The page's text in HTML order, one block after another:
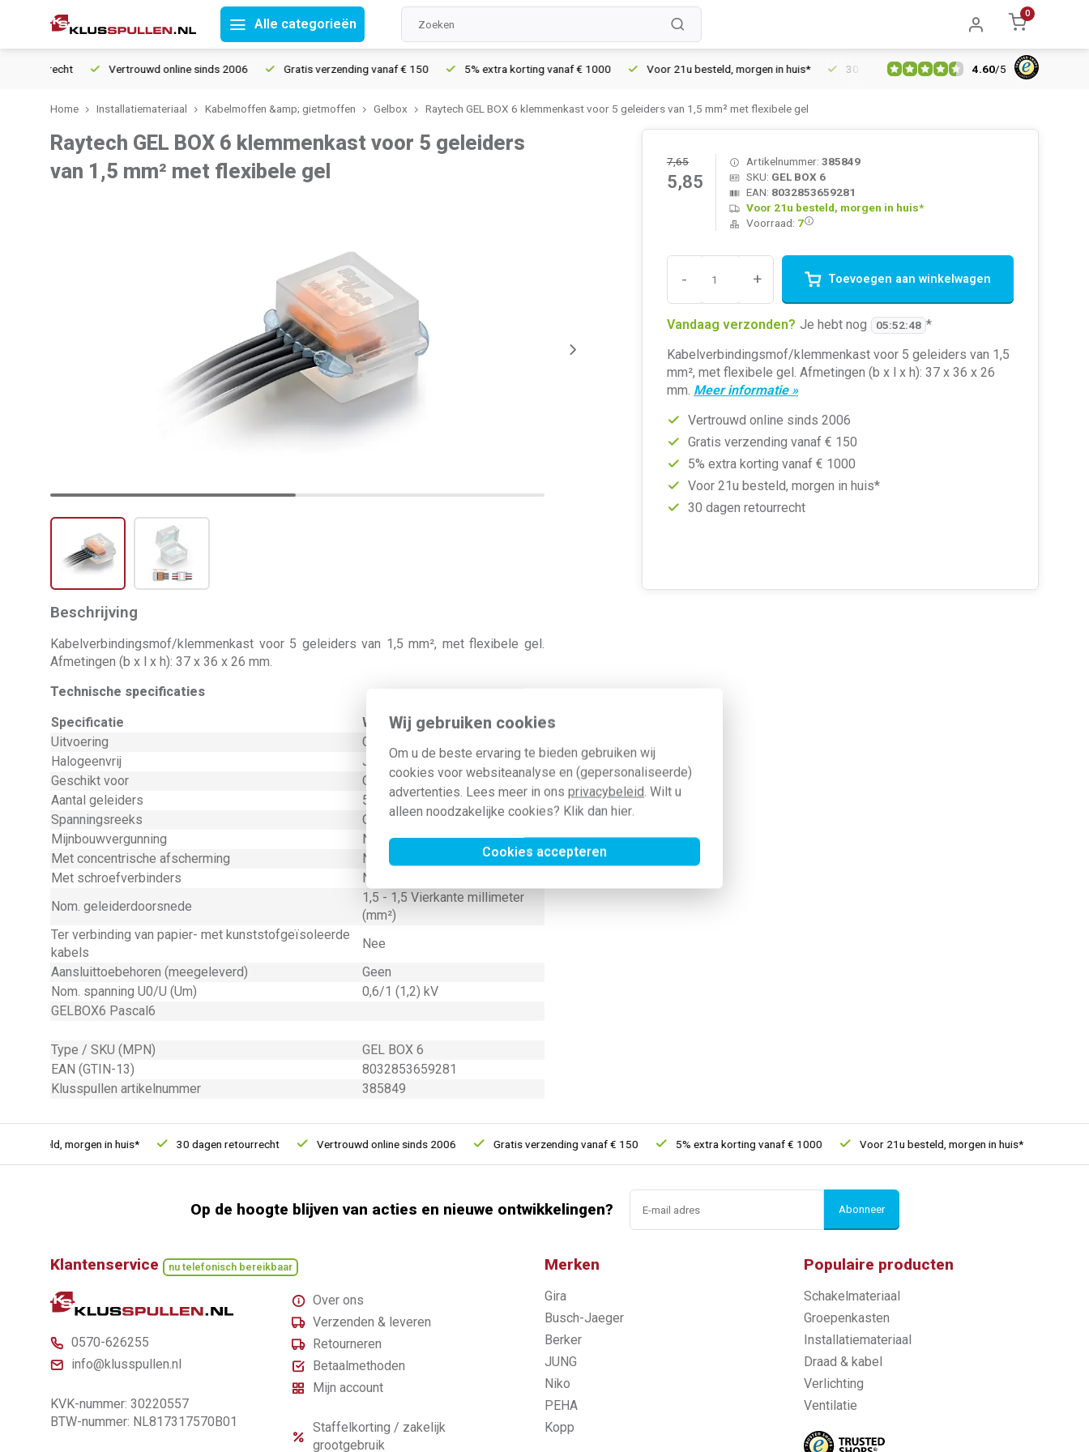
Wij gebruiken cookies
Om u de beste ervaring te bieden gebruiken wij
cookies voor websiteanalyse en (gepersonaliseerde)
advertenties. Lees meer in ons privacybeleid. Wilt u
alleen noodzakelijke cookies? Klik dan hier.
Cookies accepteren
Alle categorieën
0
Vertrouwd online sinds 2006 Gratis verzending vanaf € 150 5% extra korting vanaf € 1000 Voor 21u besteld, morgen in huis* 30 dagen retourrecht Vertrouwd online sinds
4.60/5
Home Installatiemateriaal Kabelmoffen &amp; gietmoffen Gelbox Raytech GEL BOX 6 klemmenkast voor 5 geleiders van 1,5 mm² met flexibele gel
Raytech GEL BOX 6 klemmenkast voor 5 geleiders
van 1,5 mm² met flexibele gel
7,65
5,85
Artikelnummer: 385849
SKU: GEL BOX 6
EAN: 8032853659281
Voor 21u besteld, morgen in huis*
Voorraad: 7
- + Toevoegen aan winkelwagen
Vandaag verzonden? Je hebt nog 05:52:47 *
Kabelverbindingsmof/klemmenkast voor 5 geleiders van 1,5
mm², met flexibele gel. Afmetingen (b x l x h): 37 x 36 x 26
mm. Meer informatie »
Vertrouwd online sinds 2006
Gratis verzending vanaf € 150
5% extra korting vanaf € 1000
Voor 21u besteld, morgen in huis*
30 dagen retourrecht
Beschrijving
Kabelverbindingsmof/klemmenkast voor 5 geleiders van 1,5 mm², met flexibele gel.
Afmetingen (b x l x h): 37 x 36 x 26 mm.
Technische specificaties
Specificatie
Waarde
Uitvoering
Gel
Halogeenvrij
Ja
Geschikt voor
Overig
Aantal geleiders
5
Spanningsreeks
Overig
Mijnbouwvergunning
Nee
Met concentrische afscherming
Nee
Met schroefverbinders
Nee
Nom. geleiderdoorsnede
1,5 - 1,5 Vierkante millimeter
(mm²)
Ter verbinding van papier- met kunststofgeïsoleerde
kabels
Nee
Aansluittoebehoren (meegeleverd)
Geen
Nom. spanning U0/U (Um)
0,6/1 (1,2) kV
GELBOX6 Pascal6
Type / SKU (MPN)
GEL BOX 6
EAN (GTIN-13)
8032853659281
Klusspullen artikelnummer
385849
morgen in huis* 30 dagen retourrecht Vertrouwd online sinds 2006 Gratis verzending vanaf € 150 5% extra korting vanaf € 1000 Voor 21u besteld, morgen in huis*
Op de hoogte blijven van acties en nieuwe ontwikkelingen? Abonneer
Klantenservice nu telefonisch bereikbaar
0570-626255
info@klusspullen.nl
KVK-nummer: 30220557
BTW-nummer: NL817317570B01
Over ons
Verzenden & leveren
Retourneren
Betaalmethoden
Mijn account
Staffelkorting / zakelijk
grootgebruik
Merken
Gira
Busch-Jaeger
Berker
JUNG
Niko
PEHA
Kopp
Populaire producten
Schakelmateriaal
Groepenkasten
Installatiemateriaal
Draad & kabel
Verlichting
Ventilatie